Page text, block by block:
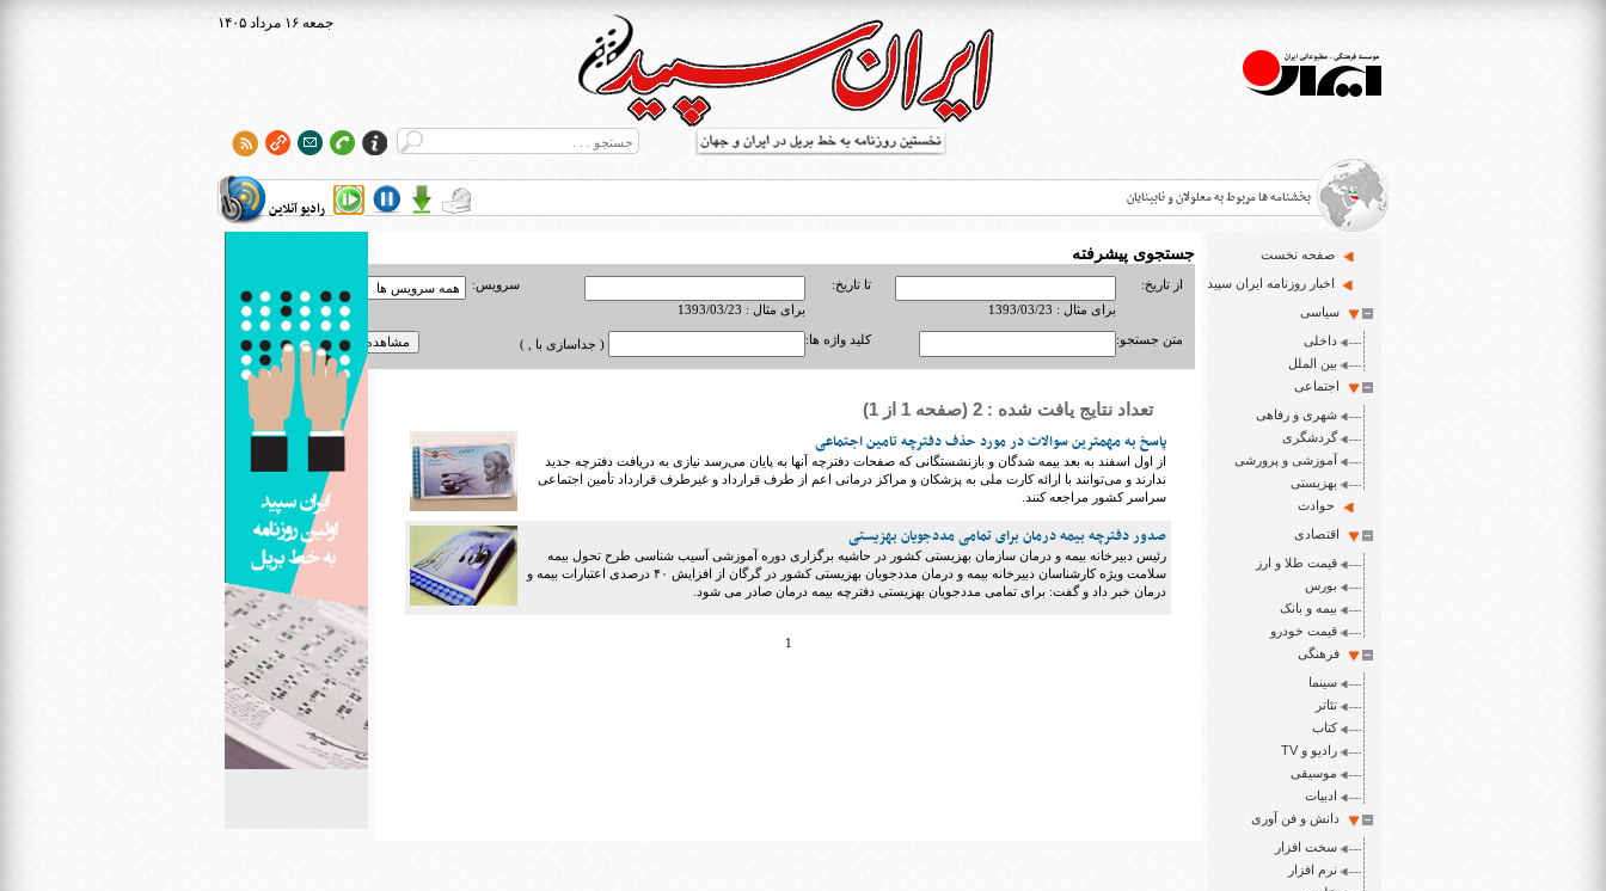
۱۴۰۵ جمعه ۱۶ مرداد
رادیو آنلاین
بخشنامه ها مربوط به معلولان و نابینایان
>
قانون حمایت از حقوق معلولان
اخبار حوزه معلولان و نابینایان
>
ایران سپید سایت خبری نابینایان و تنها روزنامه به خط بریل در جهان
>
صفحه نخست
اخبار روزنامه ایران سپید
سیاسی
داخلی
بین الملل
اجتماعی
شهری و رفاهی
گردشگری
آموزشی و پرورشی
بهزیستی
حوادث
اقتصادی
قیمت طلا و ارز
بورس
بیمه و بانک
قیمت خودرو
فرهنگی
سینما
تئاتر
کتاب
رادیو و TV
موسیقی
ادبیات
دانش و فن آوری
سخت افزار
نرم افزار
جستجوی پیشرفته
از تاریخ:
برای مثال : 1393/03/23
تا تاریخ:
برای مثال : 1393/03/23
سرویس:
متن جستجو: کلید واژه ها: ( جداسازی با , )
تعداد نتایج یافت شده : 2 (صفحه 1 از 1)
پاسخ به مهمترین سوالات در مورد حذف دفترچه تامین اجتماعی
از اول اسفند به بعد بیمه شدگان و بازنشستگانی که صفحات دفترچه آنها به پایان می‌رسد نیازی به دریافت دفترچه جدید
ندارند و می‌توانند با ارائه کارت ملی به پزشکان و مراکز درمانی اعم از طرف قرارداد و غیرطرف قرارداد تأمین اجتماعی
سراسر کشور مراجعه کنند.
صدور دفترچه بیمه درمان برای تمامی مددجویان بهزیستی
رئیس دبیرخانه بیمه و درمان سازمان بهزیستی کشور در حاشیه برگزاری دوره آموزشی آسیب شناسی طرح تحول بیمه
سلامت ویژه کارشناسان دبیرخانه بیمه و درمان مددجویان بهزیستی کشور در گرگان از افزایش ۴۰ درصدی اعتبارات بیمه و
درمان خبر داد و گفت: برای تمامی مددجویان بهزیستی دفترچه بیمه درمان صادر می شود.
1